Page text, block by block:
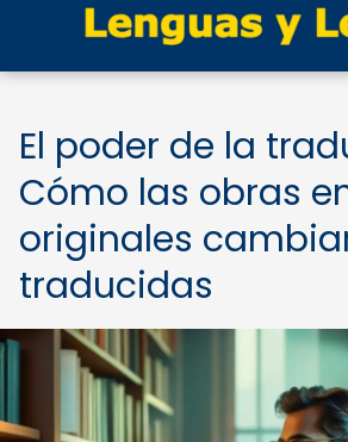
El poder de la
Cómo las obras
originales
traducidas